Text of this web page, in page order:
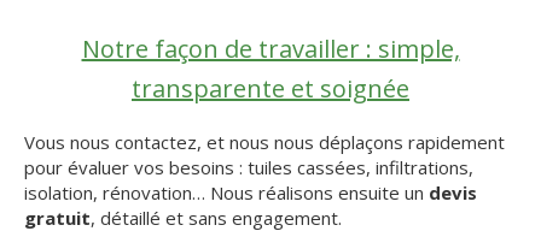
Notre façon de travailler : simple,
transparente et soignée
Vous nous contactez, et nous nous déplaçons rapidement
pour évaluer vos besoins : tuiles cassées, infiltrations,
isolation, rénovation… Nous réalisons ensuite un devis
gratuit, détaillé et sans engagement.